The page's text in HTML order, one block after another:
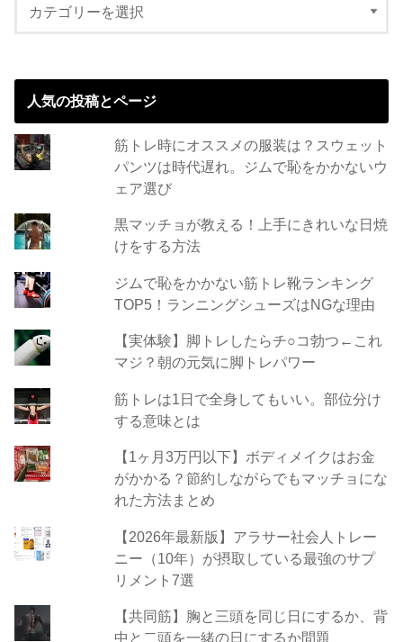
人気の投稿とページ
筋トレ時にオススメの服装は？スウェット
パンツは時代遅れ。ジムで恥をかかないウ
ェア選び
黒マッチョが教える！上手にきれいな日焼
けをする方法
ジムで恥をかかない筋トレ靴ランキング
TOP5！ランニングシューズはNGな理由
【実体験】脚トレしたらチ○コ勃つ←これ
マジ？朝の元気に脚トレパワー
筋トレは1日で全身してもいい。部位分け
する意味とは
【1ヶ月3万円以下】ボディメイクはお金
がかかる？節約しながらでもマッチョにな
れた方法まとめ
【2026年最新版】アラサー社会人トレー
ニー（10年）が摂取している最強のサプ
リメント7選
【共同筋】胸と三頭を同じ日にするか、背
中と二頭を一緒の日にするか問題